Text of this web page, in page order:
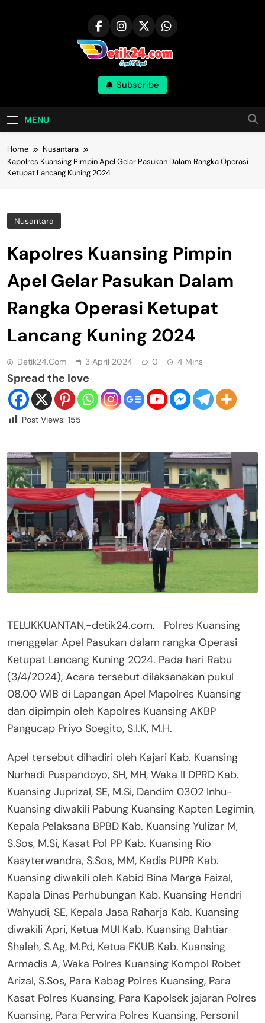
Subscribe
MENU
Home
Nusantara
Kapolres Kuansing Pimpin Apel Gelar Pasukan Dalam Rangka Operasi
Ketupat Lancang Kuning 2024
Nusantara
Kapolres Kuansing Pimpin
Apel Gelar Pasukan Dalam
Rangka Operasi Ketupat
Lancang Kuning 2024
Detik24.com 3 April 2024 0 4 Mins
Spread the love
Post Views: 155
TELUKKUANTAN,-detik24.com. Polres Kuansing
menggelar Apel Pasukan dalam rangka Operasi
Ketupat Lancang Kuning 2024. Pada hari Rabu
(3/4/2024), Acara tersebut dilaksanakan pukul
08.00 WIB di Lapangan Apel Mapolres Kuansing
dan dipimpin oleh Kapolres Kuansing AKBP
Pangucap Priyo Soegito, S.I.K, M.H.
Apel tersebut dihadiri oleh Kajari Kab. Kuansing
Nurhadi Puspandoyo, SH, MH, Waka II DPRD Kab.
Kuansing Juprizal, SE, M.Si, Dandim 0302 Inhu-
Kuansing diwakili Pabung Kuansing Kapten Legimin,
Kepala Pelaksana BPBD Kab. Kuansing Yulizar M,
S.Sos, M.Si, Kasat Pol PP Kab. Kuansing Rio
Kasyterwandra, S.Sos, MM, Kadis PUPR Kab.
Kuansing diwakili oleh Kabid Bina Marga Faizal,
Kapala Dinas Perhubungan Kab. Kuansing Hendri
Wahyudi, SE, Kepala Jasa Raharja Kab. Kuansing
diwakili Apri, Ketua MUI Kab. Kuansing Bahtiar
Shaleh, S.Ag, M.Pd, Ketua FKUB Kab. Kuansing
Armadis A, Waka Polres Kuansing Kompol Robet
Arizal, S.Sos, Para Kabag Polres Kuansing, Para
Kasat Polres Kuansing, Para Kapolsek jajaran Polres
Kuansing, Para Perwira Polres Kuansing, Personil